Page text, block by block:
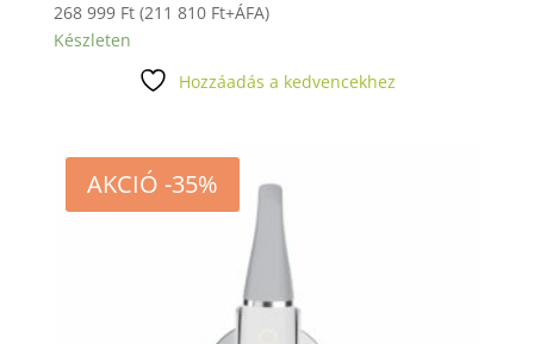
268 999 Ft (211 810 Ft+ÁFA)
Készleten
Hozzáadás a kedvencekhez
AKCIÓ -35%